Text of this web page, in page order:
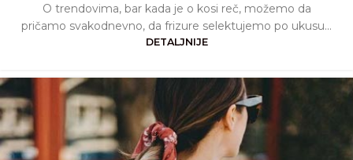
O trendovima, bar kada je o kosi reč, možemo da
pričamo svakodnevno, da frizure selektujemo po ukusu...
DETALJNIJE